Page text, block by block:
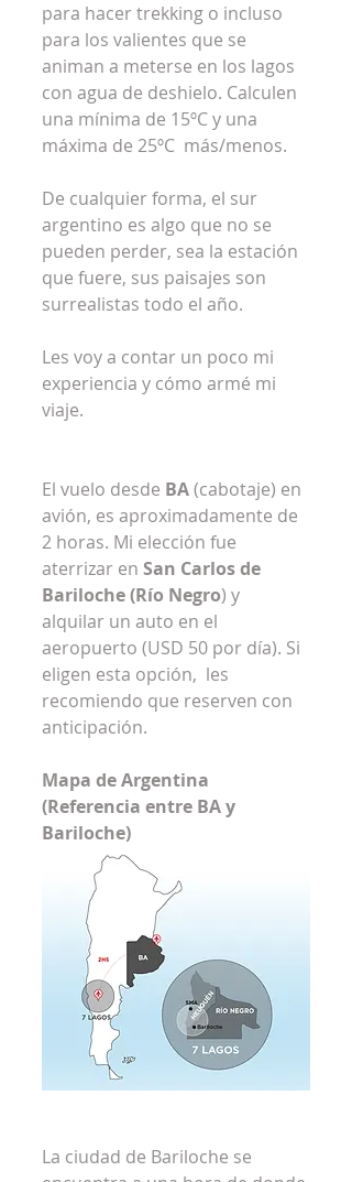
para hacer trekking o incluso
para los valientes que se
animan a meterse en los lagos
con agua de deshielo. Calculen
una mínima de 15ºC y una
máxima de 25ºC  más/menos.
De cualquier forma, el sur
argentino es algo que no se
pueden perder, sea la estación
que fuere, sus paisajes son
surrealistas todo el año.
Les voy a contar un poco mi
experiencia y cómo armé mi
viaje.
El vuelo desde BA (cabotaje) en
avión, es aproximadamente de
2 horas. Mi elección fue
aterrizar en San Carlos de
Bariloche (Río Negro) y
alquilar un auto en el
aeropuerto (USD 50 por día). Si
eligen esta opción,  les
recomiendo que reserven con
anticipación.
Mapa de Argentina
(Referencia entre BA y
Bariloche)
La ciudad de Bariloche se